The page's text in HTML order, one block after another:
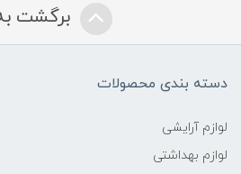
برگشت به
دسته بندی محصولات
لوازم آرایشی
لوازم بهداشتی